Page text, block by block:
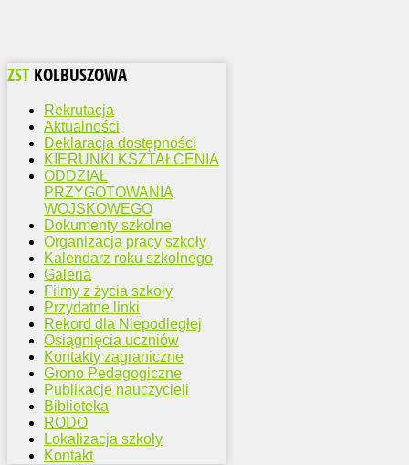
ZST KOLBUSZOWA
Rekrutacja
Aktualności
Deklaracja dostępności
KIERUNKI KSZTAŁCENIA
ODDZIAŁ
PRZYGOTOWANIA
WOJSKOWEGO
Dokumenty szkolne
Organizacja pracy szkoły
Kalendarz roku szkolnego
Galeria
Filmy z życia szkoły
Przydatne linki
Rekord dla Niepodległej
Osiągnięcia uczniów
Kontakty zagraniczne
Grono Pedagogiczne
Publikacje nauczycieli
Biblioteka
RODO
Lokalizacja szkoły
Kontakt